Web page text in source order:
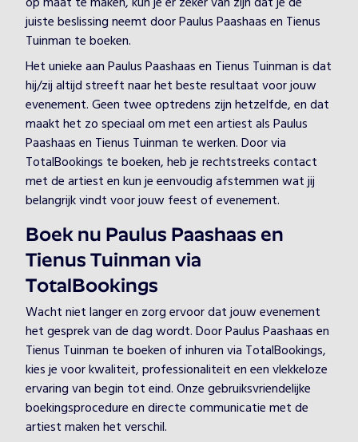
juiste beslissing neemt door Paulus Paashaas en Tienus
Tuinman te boeken.
Het unieke aan Paulus Paashaas en Tienus Tuinman is dat
hij/zij altijd streeft naar het beste resultaat voor jouw
evenement. Geen twee optredens zijn hetzelfde, en dat
maakt het zo speciaal om met een artiest als Paulus
Paashaas en Tienus Tuinman te werken. Door via
TotalBookings te boeken, heb je rechtstreeks contact
met de artiest en kun je eenvoudig afstemmen wat jij
belangrijk vindt voor jouw feest of evenement.
Boek nu Paulus Paashaas en
Tienus Tuinman via
TotalBookings
Wacht niet langer en zorg ervoor dat jouw evenement
het gesprek van de dag wordt. Door Paulus Paashaas en
Tienus Tuinman te boeken of inhuren via TotalBookings,
kies je voor kwaliteit, professionaliteit en een vlekkeloze
ervaring van begin tot eind. Onze gebruiksvriendelijke
boekingsprocedure en directe communicatie met de
artiest maken het verschil.